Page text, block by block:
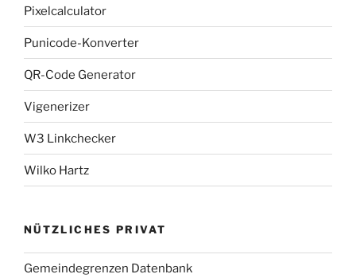
Pixelcalculator
Punicode-Konverter
QR-Code Generator
Vigenerizer
W3 Linkchecker
Wilko Hartz
NÜTZLICHES PRIVAT
Gemeindegrenzen Datenbank